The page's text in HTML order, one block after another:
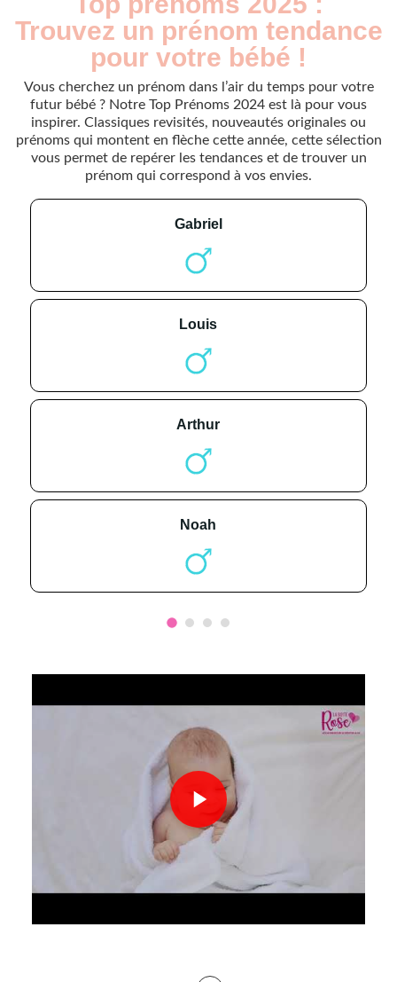
Trouvez un prénom tendance
pour votre bébé !
Vous cherchez un prénom dans l’air du temps pour votre
futur bébé ? Notre Top Prénoms 2024 est là pour vous
inspirer. Classiques revisités, nouveautés originales ou
prénoms qui montent en flèche cette année, cette sélection
vous permet de repérer les tendances et de trouver un
prénom qui correspond à vos envies.
gabriel
louis
arthur
noah